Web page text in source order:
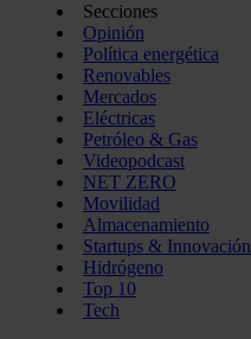
Secciones
Opinión
Política energética
Renovables
Mercados
Eléctricas
Petróleo & Gas
Videopodcast
NET ZERO
Movilidad
Almacenamiento
Startups & Innovación
Hidrógeno
Top 10
Tech